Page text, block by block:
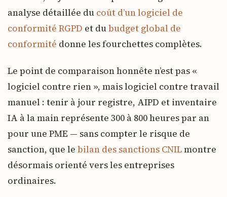
analyse détaillée du coût d’un logiciel de
conformité RGPD et dubudget global de
conformité donne les fourchettes complètes.
Le point de comparaison honnête n’est pas «
logiciel contre rien », mais logiciel contre travail
manuel : tenir à jour registre, AIPD et inventaire
IA à la main représente 300 à 800 heures par an
pour une PME — sans compter le risque de
sanction, que le bilan des sanctions CNILmontre
désormais orienté vers les entreprises
ordinaires.